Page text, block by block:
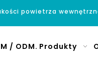
powietrza
/ ODM. Produkty